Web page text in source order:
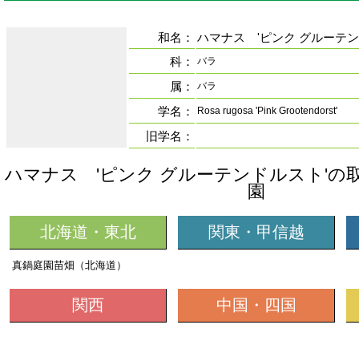
和名： ハマナス 'ピンク グルーテ
科：
バラ
属： バラ
学名： Rosa rugosa 'Pink Grootendorst'
旧学名：
ハマナス 'ピンク グルーテンドルスト'の
園
北海道・東北
真鍋庭園苗畑（北海道）
関東・甲信越
関西 中国・四国